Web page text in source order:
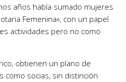
años había sumado mujeres
Femenina», con un papel
actividades pero no como
obtienen un plano de
como socias, sin distinción